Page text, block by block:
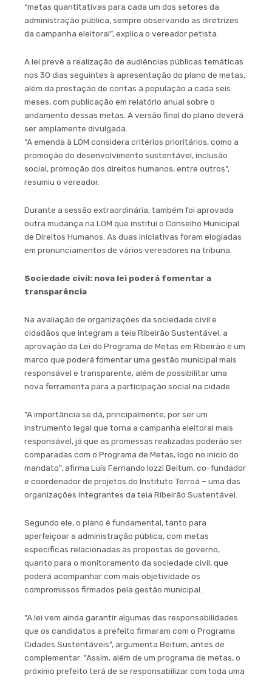
“metas quantitativas para cada um dos setores da
administra­ção pública, sempre observando as diretrizes
da campanha eleitoral”, explica o vereador petista.
A lei prevê a realização de audiências públicas temáticas
nos 30 dias seguintes à apresentação do plano de metas,
além da prestação de contas à população a cada seis
meses, com publicação em relatório anual sobre o
andamento dessas metas. A versão final do plano deverá
ser amplamente divulgada.
“A emenda à LOM considera critérios prioritá­rios, como a
promoção do desenvolvimento sustentável, inclusão
social, promoção dos direitos humanos, entre outros”,
resumiu o vereador.
Durante a sessão extraor­dinária, também foi aprovada
outra mudança na LOM que institui o Conselho Municipal
de Direitos Humanos. As duas iniciativas foram elogiadas
em pronunciamentos de vários vereadores na tribuna.
Sociedade civil: nova lei poderá fomentar a
transparência
Na avaliação de organizações da sociedade civil e
cidadãos que integram a teia Ribeirão Sustentável, a
aprovação da Lei do Programa de Metas em Ribeirão é um
marco que poderá fomentar uma gestão municipal mais
responsável e transparente, além de possibilitar uma
nova ferramenta para a participação social na cidade.
"A importância se dá, principalmente, por ser um
instrumento legal que torna a campanha eleitoral mais
responsável, já que as promessas realizadas poderão ser
comparadas com o Programa de Metas, logo no inicio do
mandato", afirma Luís Fernando Iozzi Beitum, co-fundador
e coordenador de projetos do Instituto Terroá – uma das
organizações integrantes da teia Ribeirão Sustentável.
Segundo ele, o plano é fundamental, tanto para
aperfeiçoar a administração pública, com metas
específicas relacionadas às propostas de governo,
quanto para o monitoramento da sociedade civil, que
poderá acompanhar com mais objetividade os
compromissos firmados pela gestão municipal.
"A lei vem ainda garantir algumas das responsabilidades
que os candidatos a prefeito firmaram com o Programa
Cidades Sustentáveis", argumenta Beitum, antes de
complementar: "Assim, além de um programa de metas, o
próximo prefeito terá de se responsabilizar com toda uma